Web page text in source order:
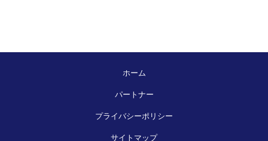
ホーム
パートナー
プライバシーポリシー
サイトマップ